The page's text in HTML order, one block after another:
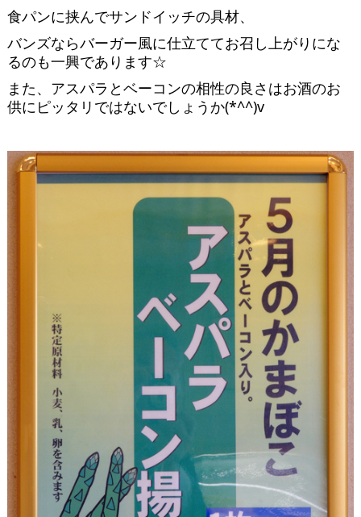
食パンに挟んでサンドイッチの具材、
バンズならバーガー風に仕立ててお召し上がりにな
るのも一興であります☆
また、アスパラとベーコンの相性の良さはお酒のお
供にピッタリではないでしょうか(*^^)v